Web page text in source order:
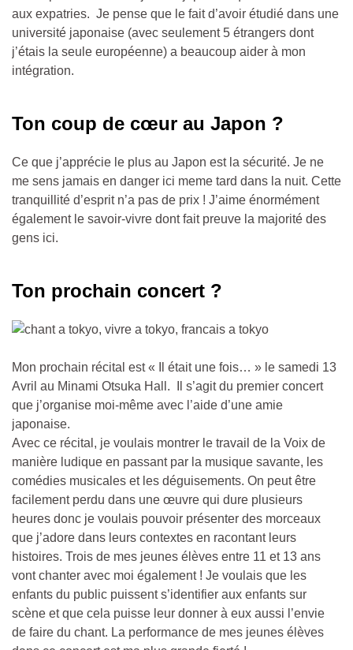
aux expatries. Je pense que le fait d’avoir étudié dans une
université japonaise (avec seulement 5 étrangers dont
j’étais la seule européenne) a beaucoup aider à mon
intégration.
Ton coup de cœur au Japon ?
Ce que j’apprécie le plus au Japon est la sécurité. Je ne
me sens jamais en danger ici meme tard dans la nuit. Cette
tranquillité d’esprit n’a pas de prix ! J’aime énormément
également le savoir-vivre dont fait preuve la majorité des
gens ici.
Ton prochain concert ?
Mon prochain récital est « Il était une fois… » le samedi 13
Avril au Minami Otsuka Hall. Il s’agit du premier concert
que j’organise moi-même avec l’aide d’une amie
japonaise.
Avec ce récital, je voulais montrer le travail de la Voix de
manière ludique en passant par la musique savante, les
comédies musicales et les déguisements. On peut être
facilement perdu dans une œuvre qui dure plusieurs
heures donc je voulais pouvoir présenter des morceaux
que j’adore dans leurs contextes en racontant leurs
histoires. Trois de mes jeunes élèves entre 11 et 13 ans
vont chanter avec moi également ! Je voulais que les
enfants du public puissent s’identifier aux enfants sur
scène et que cela puisse leur donner à eux aussi l’envie
de faire du chant. La performance de mes jeunes élèves